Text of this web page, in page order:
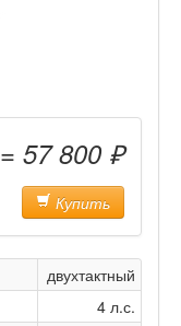
= 57 800 ₽
Купить
двухтактный
4 л.с.